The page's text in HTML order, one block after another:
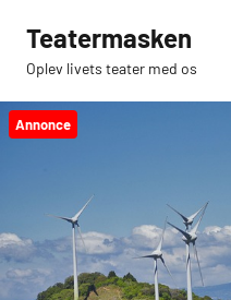
indhold
Teatermasken
Oplev livets teater med os
Annonce